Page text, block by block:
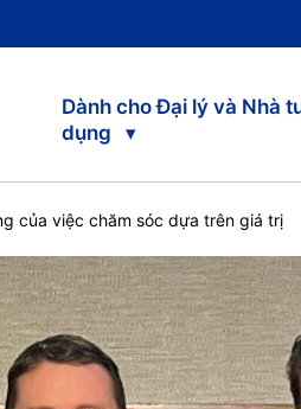
Dành cho Đại lý và Nhà
dụng
của việc chăm sóc dựa trên giá trị